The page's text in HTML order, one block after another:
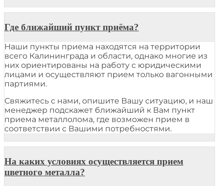
Где ближайший пункт приёма?
Наши пункты приема находятся на территории
всего Калининграда и области, однако многие из
них ориентированы на работу с юридическими
лицами и осуществляют прием только вагонными
партиями.
Свяжитесь с нами, опишите Вашу ситуацию, и наш
менеджер подскажет ближайший к Вам пункт
приема металлолома, где возможен прием в
соответствии с Вашими потребностями.
На каких условиях осуществляется прием
цветного металла?